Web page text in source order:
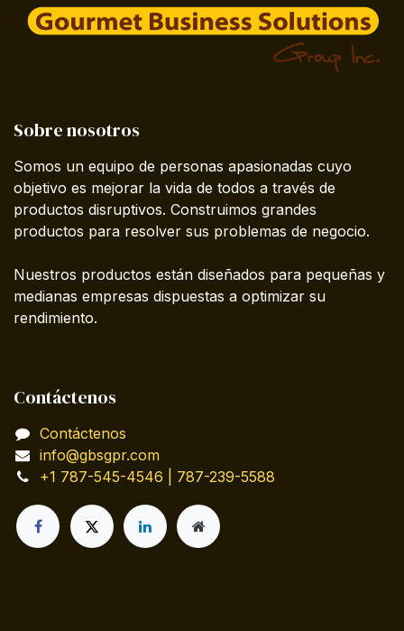
Sobre nosotros
Somos un equipo de personas apasionadas cuyo
objetivo es mejorar la vida de todos a través de
productos disruptivos. Construimos grandes
productos para resolver sus problemas de negocio.
Nuestros productos están diseñados para pequeñas y
medianas empresas dispuestas a optimizar su
rendimiento.
Contáctenos
Contáctenos
info@gbsgpr.com
+1 787-545-4546 | 787-239-5588